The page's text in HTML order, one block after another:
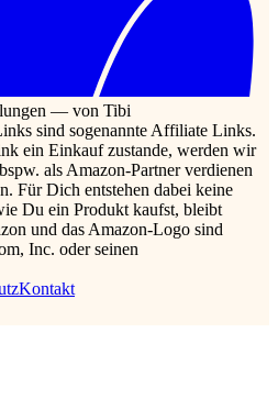
— von Tibi
sind sogenannte Affiliate Links.
ein Einkauf zustande, werden wir
als Amazon-Partner verdienen
Für Dich entstehen dabei keine
Du ein Produkt kaufst, bleibt
und das Amazon-Logo sind
Inc. oder seinen
Kontakt